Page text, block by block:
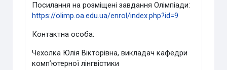
Посилання на розміщені завдання Олімпіади:
https://olimp.oa.edu.ua/enrol/index.php?id=9
Контактна особа:
Чехолка Юлія Вікторівна, викладач кафедри
комп’ютерної лінгвістики